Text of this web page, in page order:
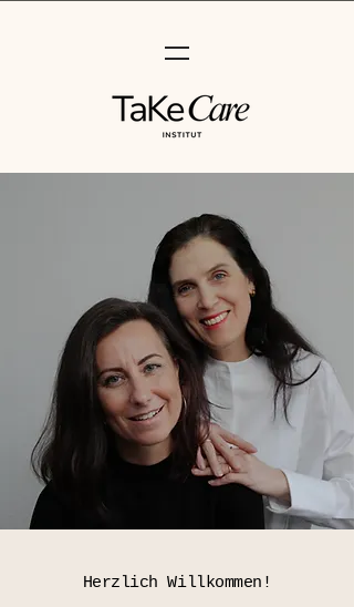
Herzlich Willkommen!